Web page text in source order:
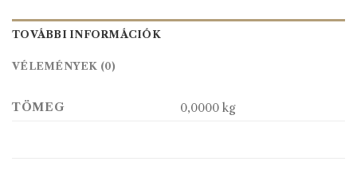
TOVÁBBI INFORMÁCIÓK
VÉLEMÉNYEK (0)
TÖMEG 0,0000 kg